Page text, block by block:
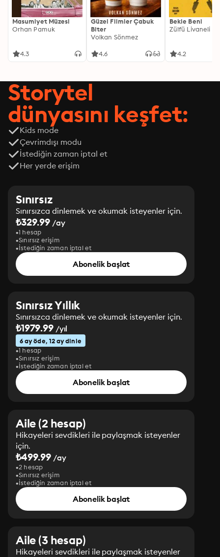
Masumiyet Müzesi
Orhan Pamuk
4.3
Güzel Filmler Çabuk
Biter
Volkan Sönmez
4.6
Bekle Beni
Zülfü Livaneli
4.2
Storytel
dünyasını keşfet:
Kids mode
Çevrimdışı modu
İstediğin zaman iptal et
Her yerde erişim
Sınırsız
Sınırsızca dinlemek ve okumak isteyenler için.
₺329.99 /ay
1 hesap
Sınırsız erişim
İstediğin zaman iptal et
Abonelik başlat
Sınırsız Yıllık
Sınırsızca dinlemek ve okumak isteyenler için.
₺1979.99/yıl
6 ay öde, 12 ay dinle
1 hesap
Sınırsız erişim
İstediğin zaman iptal et
Abonelik başlat
Aile (2 hesap)
Hikayeleri sevdikleri ile paylaşmak isteyenler
için.
₺499.99 /ay
2 hesap
Sınırsız erişim
İstediğin zaman iptal et
Abonelik başlat
Aile (3 hesap)
Hikayeleri sevdikleri ile paylaşmak isteyenler